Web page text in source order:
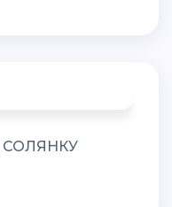
СОЛЯНКУ